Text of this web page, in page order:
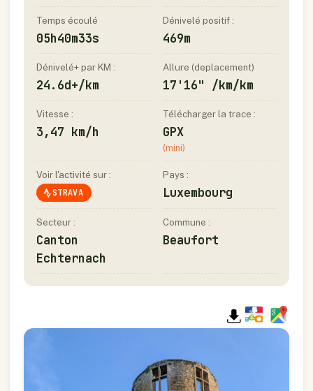
Temps écoulé
05h40m33s
Dénivelé positif :
469m
Dénivelé+ par KM :
24.6d+/km
Allure (deplacement)
17'16" /km/km
Vitesse :
3,47 km/h
Télécharger la trace :
GPX
(mini)
Voir l'activité sur :
STRAVA
Pays :
Luxembourg
Secteur :
Canton
Echternach
Commune :
Beaufort